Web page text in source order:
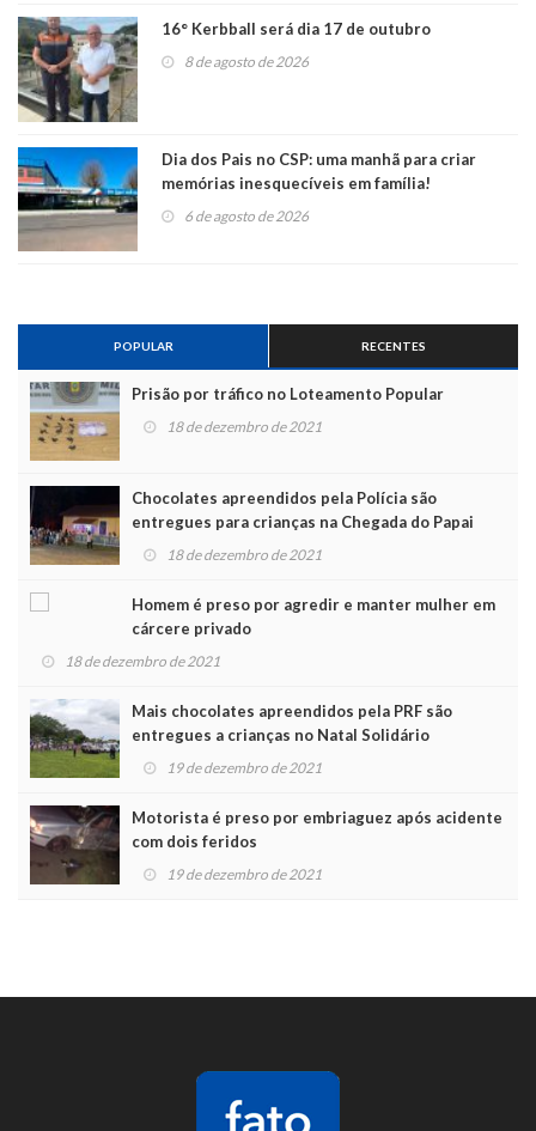
16° Kerbball será dia 17 de outubro
8 de agosto de 2026
Dia dos Pais no CSP: uma manhã para criar
memórias inesquecíveis em família!
6 de agosto de 2026
POPULAR RECENTES
Prisão por tráfico no Loteamento Popular
18 de dezembro de 2021
Chocolates apreendidos pela Polícia são
entregues para crianças na Chegada do Papai
Noel 18 de dezembro de 2021
Homem é preso por agredir e manter mulher em
cárcere privado
18 de dezembro de 2021
Mais chocolates apreendidos pela PRF são
entregues a crianças no Natal Solidário
19 de dezembro de 2021
Motorista é preso por embriaguez após acidente
com dois feridos
19 de dezembro de 2021